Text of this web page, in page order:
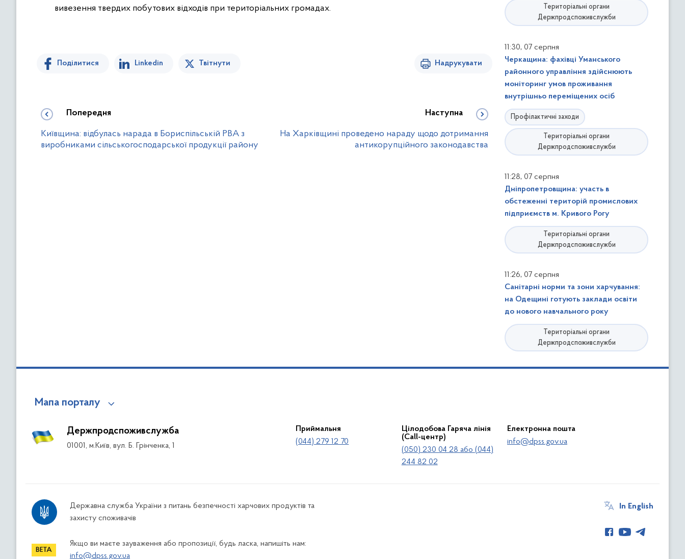
вивезення твердих побутових відходів при територіальних громадах.
Поділитися Linkedin Твітнути Надрукувати
Попередня
Київщина: відбулась нарада в Бориспільській РВА з
виробниками сільськогосподарської продукції району
Наступна
На Харківщині проведено нараду щодо дотримання
антикорупційного законодавства
Територіальні органи
Держпродспоживслужби
11:30, 07 серпня
Черкащина: фахівці Уманського
районного управління здійснюють
моніторинг умов проживання
внутрішньо переміщених осіб
Профілактичні заходи
Територіальні органи
Держпродспоживслужби
11:28, 07 серпня
Дніпропетровщина: участь в
обстеженні територій промислових
підприємств м. Кривого Рогу
Територіальні органи
Держпродспоживслужби
11:26, 07 серпня
Санітарні норми та зони харчування:
на Одещині готують заклади освіти
до нового навчального року
Територіальні органи
Держпродспоживслужби
Мапа порталу
Держпродспоживслужба
01001, м.Київ, вул. Б. Грінченка, 1
Приймальня
(044) 279 12 70
Цілодобова Гаряча лінія
(Call-центр)
(050) 230 04 28 або (044)
244 82 02
Електронна пошта
info@dpss.gov.ua
Державна служба України з питань безпечності харчових продуктів та
захисту споживачів
Якщо ви маєте зауваження або пропозиції, будь ласка, напишіть нам:
info@dpss.gov.ua
In English